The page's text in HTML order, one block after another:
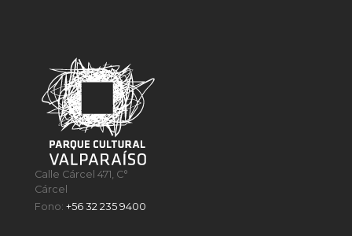
Calle Cárcel 471, C°
Cárcel
Fono:+56 32 235 9400